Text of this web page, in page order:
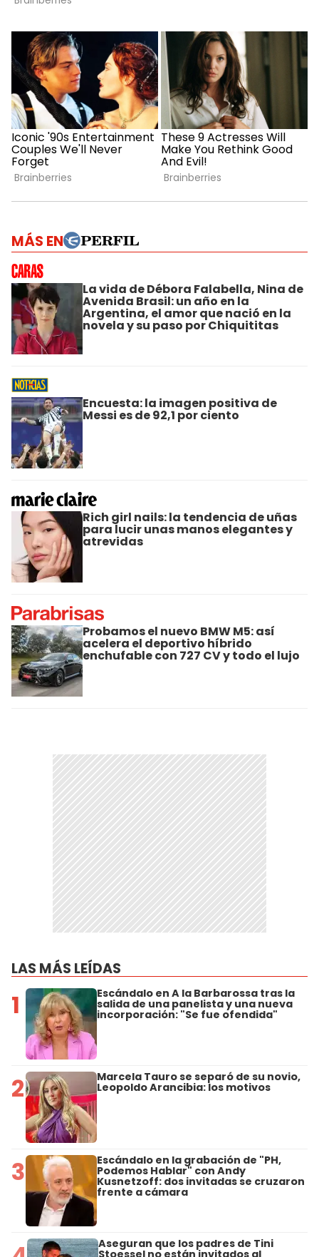
MÁS EN
La vida de Débora Falabella, Nina de
Avenida Brasil: un año en la
Argentina, el amor que nació en la
novela y su paso por Chiquititas
Encuesta: la imagen positiva de
Messi es de 92,1 por ciento
Rich girl nails: la tendencia de uñas
para lucir unas manos elegantes y
atrevidas
Probamos el nuevo BMW M5: así
acelera el deportivo híbrido
enchufable con 727 CV y todo el lujo
LAS MÁS LEÍDAS
1 Escándalo en A la Barbarossa tras la
salida de una panelista y una nueva
incorporación: "Se fue ofendida"
2 Marcela Tauro se separó de su novio,
Leopoldo Arancibia: los motivos
3 Escándalo en la grabación de "PH,
Podemos Hablar" con Andy
Kusnetzoff: dos invitadas se cruzaron
frente a cámara
Aseguran que los padres de Tini
Stoessel no están invitados al